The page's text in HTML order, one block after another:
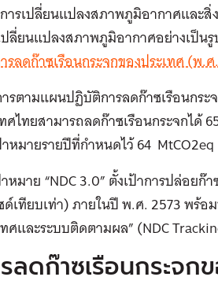
ารเปลี่ยนแปลงสภาพภูมิอากาศและ
ลี่ยนแปลงสภาพภูมิอากาศอย่างเป็น
ลดก๊าซเรือนกระจกของประเทศ (พ.
รตามแผนปฏิบัติการลดก๊าซเรือนกระ
ศไทยสามารถลดก๊าซเรือนกระจกได้
าหมายรายปีที่กำหนดไว้ 64 MtCO2eq
มาย “NDC 3.0” ตั้งเป้าการปล่อยก๊
เทียบเท่า) ภายในปี พ.ศ. 2573 พร้
ศและระบบติดตามผล” (NDC
ลดก๊าซเรือนกระจก